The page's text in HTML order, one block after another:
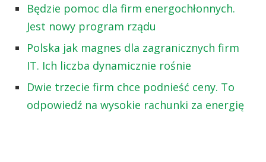
Będzie pomoc dla firm energochłonnych.
Jest nowy program rządu
Polska jak magnes dla zagranicznych firm
IT. Ich liczba dynamicznie rośnie
Dwie trzecie firm chce podnieść ceny. To
odpowiedź na wysokie rachunki za energię